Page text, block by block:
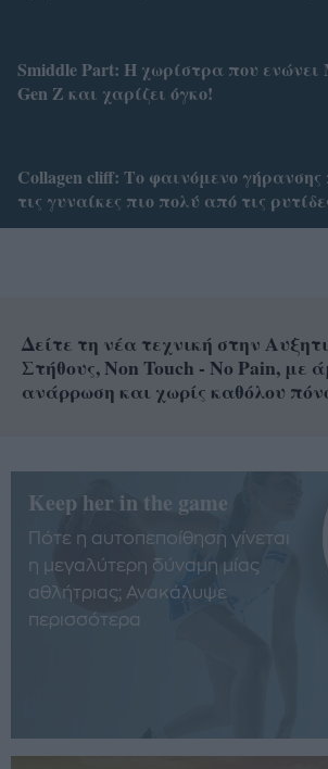
Smiddle Part: Η χωρίστρα που ενώνει
Gen Z και χαρίζει όγκο!
Collagen cliff: Το φαινόμενο
τις γυναίκες πιο πολύ από τις
Δείτε τη νέα τεχνική στην
Στήθους, Non Touch - No Pain, με
ανάρρωση και χωρίς καθόλου
Keep her in the game
Πότε η αυτοπεποίθηση γίνεται
η μεγαλύτερη δύναμη μίας
αθλήτριας; Ανακάλυψε
περισσότερα